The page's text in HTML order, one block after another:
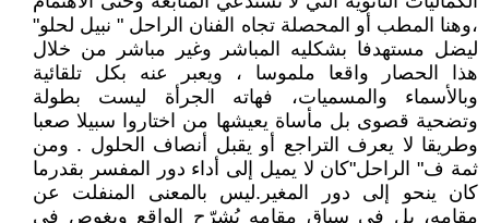
،وهنا المطب أو المحصلة تجاه الفنان الراحل " نبيل لحلو"
ليضل مستهدفا بشكليه المباشر وغير مباشر من خلال
هذا الحصار واقعا ملموسا ، ويعبر عنه بكل تلقائية
وبالأسماء والمسميات، فهاته الجرأة ليست بطولة
وتضحية قصوى بل مأساة يعيشها من اختاروا سبيلا صعبا
وطريقا لا يعرف التراجع أو يقبل أنصاف الحلول . ومن
ثمة ف" الراحل"كان لا يميل إلى أداء دور المفسر بقدرما
كان ينحو إلى دور المغير.ليس بالمعنى المنفلت عن
مقامه، بل في سياق مقامه يُشرّح الواقع ويغوص في